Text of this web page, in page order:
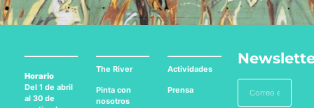
Horario
Del 1 de abril
al 30 de
The River
Pinta con
nosotros
Actividades
Prensa